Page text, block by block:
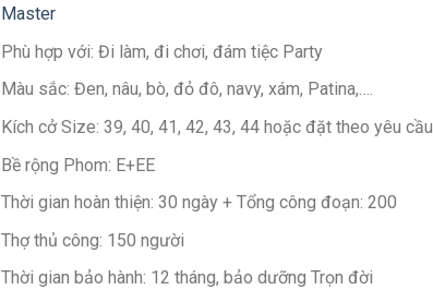
Master
Phù hợp với: Đi làm, đi chơi, đám tiệc Party
Màu sắc: Đen, nâu, bò, đỏ đô, navy, xám, Patina,….
Kích cở Size: 39, 40, 41, 42, 43, 44 hoặc đặt theo yêu cầu
Bề rộng Phom: E+EE
Thời gian hoàn thiện: 30 ngày + Tổng công đoạn: 200
Thợ thủ công: 150 người
Thời gian bảo hành: 12 tháng, bảo dưỡng Trọn đời